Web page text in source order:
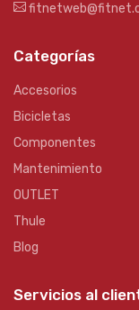
Categorías
Accesorios
Bicicletas
Componentes
Mantenimiento
OUTLET
Thule
Blog
Servicios al